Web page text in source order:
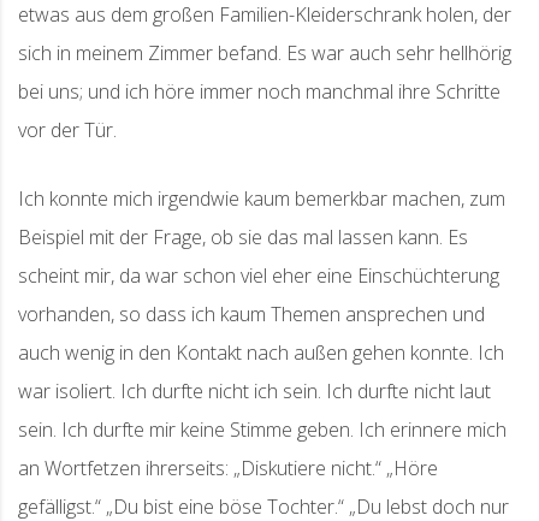
etwas aus dem großen Familien-Kleiderschrank holen, der
sich in meinem Zimmer befand. Es war auch sehr hellhörig
bei uns; und ich höre immer noch manchmal ihre Schritte
vor der Tür.
Ich konnte mich irgendwie kaum bemerkbar machen, zum
Beispiel mit der Frage, ob sie das mal lassen kann. Es
scheint mir, da war schon viel eher eine Einschüchterung
vorhanden, so dass ich kaum Themen ansprechen und
auch wenig in den Kontakt nach außen gehen konnte. Ich
war isoliert. Ich durfte nicht ich sein. Ich durfte nicht laut
sein. Ich durfte mir keine Stimme geben. Ich erinnere mich
an Wortfetzen ihrerseits: „Diskutiere nicht.“ „Höre
gefälligst.“ „Du bist eine böse Tochter.“ „Du lebst doch nur